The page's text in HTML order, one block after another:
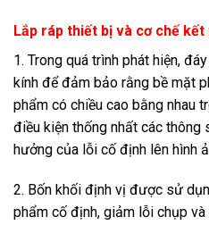
Lắp ráp thiết bị và cơ chế
1. Trong quá trình phát hiện,
kính để đảm bảo rằng bề mặt
phẩm có chiều cao bằng nhau
điều kiện thống nhất các thông
hưởng của lỗi cố định lên hình
2. Bốn khối định vị được sử
phẩm cố định, giảm lỗi chụp